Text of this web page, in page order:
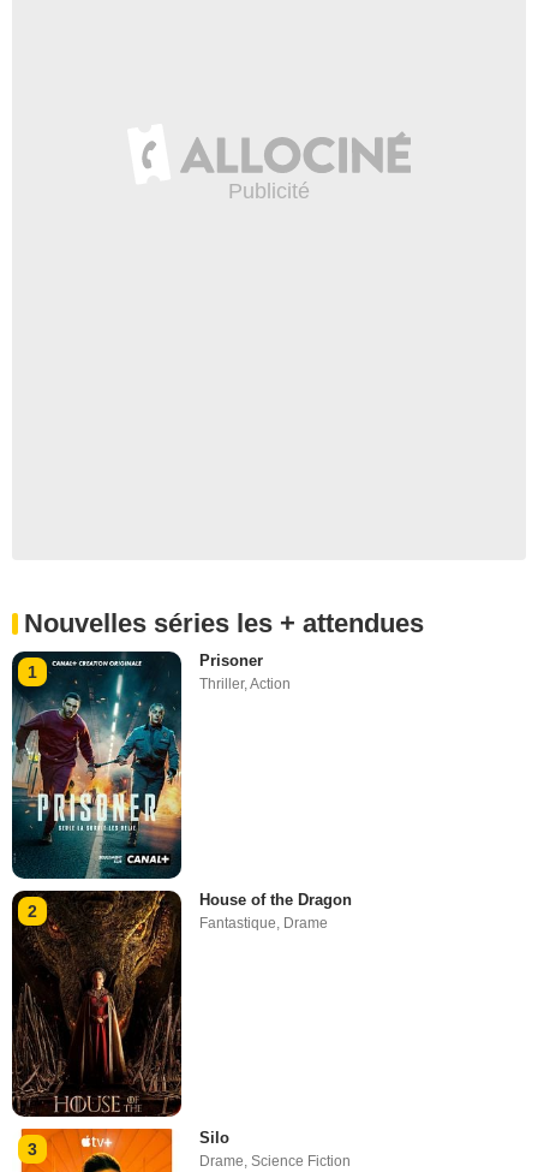
Nouvelles séries les + attendues
1
Prisoner
Thriller,Action
2
House of the Dragon
Fantastique Drame
3
Silo
Drame,Science Fiction